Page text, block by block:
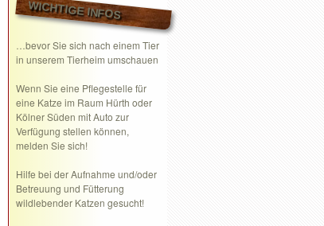
WICHTIGE INFOS
…bevor Sie sich nach einem Tier
in unserem Tierheim umschauen
Wenn Sie eine Pflegestelle für
eine Katze im Raum Hürth oder
Kölner Süden mit Auto zur
Verfügung stellen können,
melden Sie sich!
Hilfe bei der Aufnahme und/oder
Betreuung und Fütterung
wildlebender Katzen gesucht!